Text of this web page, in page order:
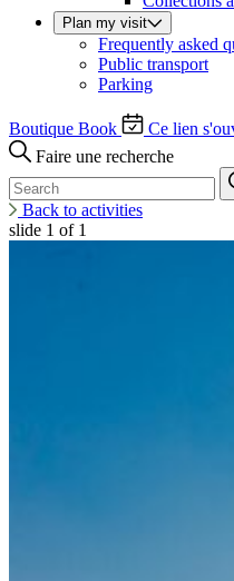
Plan my visit
Frequently asked
Public transport
Parking
Boutique Book
Ce lien
Faire une recherche
Back to activities
slide 1 of 1